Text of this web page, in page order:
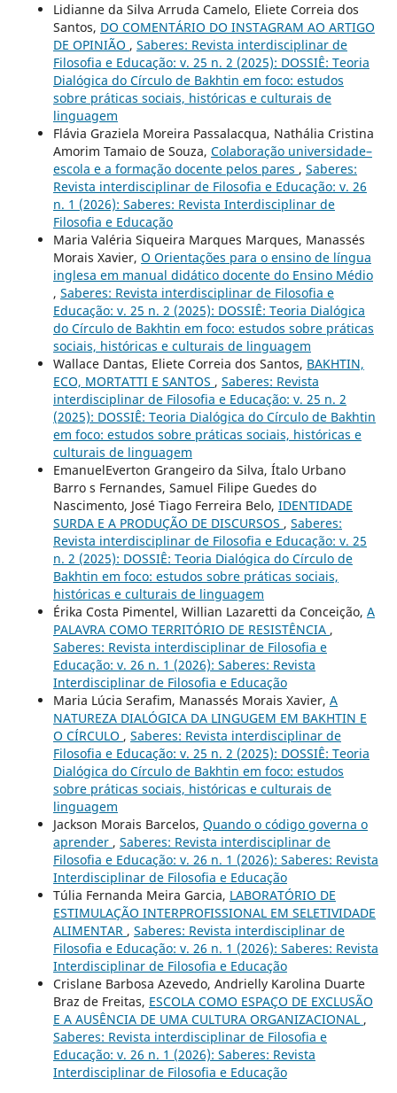
Lidianne da Silva Arruda Camelo, Eliete Correia dos
Santos, DO COMENTÁRIO DO INSTAGRAM AO ARTIGO
DE OPINIÃO , Saberes: Revista interdisciplinar de
Filosofia e Educação: v. 25 n. 2 (2025): DOSSIÊ: Teoria
Dialógica do Círculo de Bakhtin em foco: estudos
sobre práticas sociais, históricas e culturais de
linguagem
Flávia Graziela Moreira Passalacqua, Nathália Cristina
Amorim Tamaio de Souza, Colaboração universidade–
escola e a formação docente pelos pares , Saberes:
Revista interdisciplinar de Filosofia e Educação: v. 26
n. 1 (2026): Saberes: Revista Interdisciplinar de
Filosofia e Educação
Maria Valéria Siqueira Marques Marques, Manassés
Morais Xavier, O Orientações para o ensino de língua
inglesa em manual didático docente do Ensino Médio
, Saberes: Revista interdisciplinar de Filosofia e
Educação: v. 25 n. 2 (2025): DOSSIÊ: Teoria Dialógica
do Círculo de Bakhtin em foco: estudos sobre práticas
sociais, históricas e culturais de linguagem
Wallace Dantas, Eliete Correia dos Santos, BAKHTIN,
ECO, MORTATTI E SANTOS , Saberes: Revista
interdisciplinar de Filosofia e Educação: v. 25 n. 2
(2025): DOSSIÊ: Teoria Dialógica do Círculo de Bakhtin
em foco: estudos sobre práticas sociais, históricas e
culturais de linguagem
EmanuelEverton Grangeiro da Silva, Ítalo Urbano
Barro s Fernandes, Samuel Filipe Guedes do
Nascimento, José Tiago Ferreira Belo, IDENTIDADE
SURDA E A PRODUÇÃO DE DISCURSOS , Saberes:
Revista interdisciplinar de Filosofia e Educação: v. 25
n. 2 (2025): DOSSIÊ: Teoria Dialógica do Círculo de
Bakhtin em foco: estudos sobre práticas sociais,
históricas e culturais de linguagem
Érika Costa Pimentel, Willian Lazaretti da Conceição, A
PALAVRA COMO TERRITÓRIO DE RESISTÊNCIA ,
Saberes: Revista interdisciplinar de Filosofia e
Educação: v. 26 n. 1 (2026): Saberes: Revista
Interdisciplinar de Filosofia e Educação
Maria Lúcia Serafim, Manassés Morais Xavier, A
NATUREZA DIALÓGICA DA LINGUGEM EM BAKHTIN E
O CÍRCULO , Saberes: Revista interdisciplinar de
Filosofia e Educação: v. 25 n. 2 (2025): DOSSIÊ: Teoria
Dialógica do Círculo de Bakhtin em foco: estudos
sobre práticas sociais, históricas e culturais de
linguagem
Jackson Morais Barcelos, Quando o código governa o
aprender , Saberes: Revista interdisciplinar de
Filosofia e Educação: v. 26 n. 1 (2026): Saberes: Revista
Interdisciplinar de Filosofia e Educação
Túlia Fernanda Meira Garcia, LABORATÓRIO DE
ESTIMULAÇÃO INTERPROFISSIONAL EM SELETIVIDADE
ALIMENTAR , Saberes: Revista interdisciplinar de
Filosofia e Educação: v. 26 n. 1 (2026): Saberes: Revista
Interdisciplinar de Filosofia e Educação
Crislane Barbosa Azevedo, Andrielly Karolina Duarte
Braz de Freitas, ESCOLA COMO ESPAÇO DE EXCLUSÃO
E A AUSÊNCIA DE UMA CULTURA ORGANIZACIONAL ,
Saberes: Revista interdisciplinar de Filosofia e
Educação: v. 26 n. 1 (2026): Saberes: Revista
Interdisciplinar de Filosofia e Educação